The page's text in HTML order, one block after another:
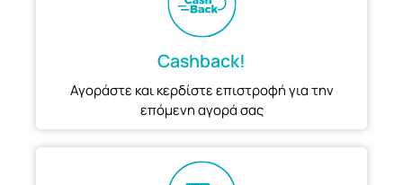
Cashback!
Αγοράστε και κερδίστε επιστροφή για την
επόμενη αγορά σας